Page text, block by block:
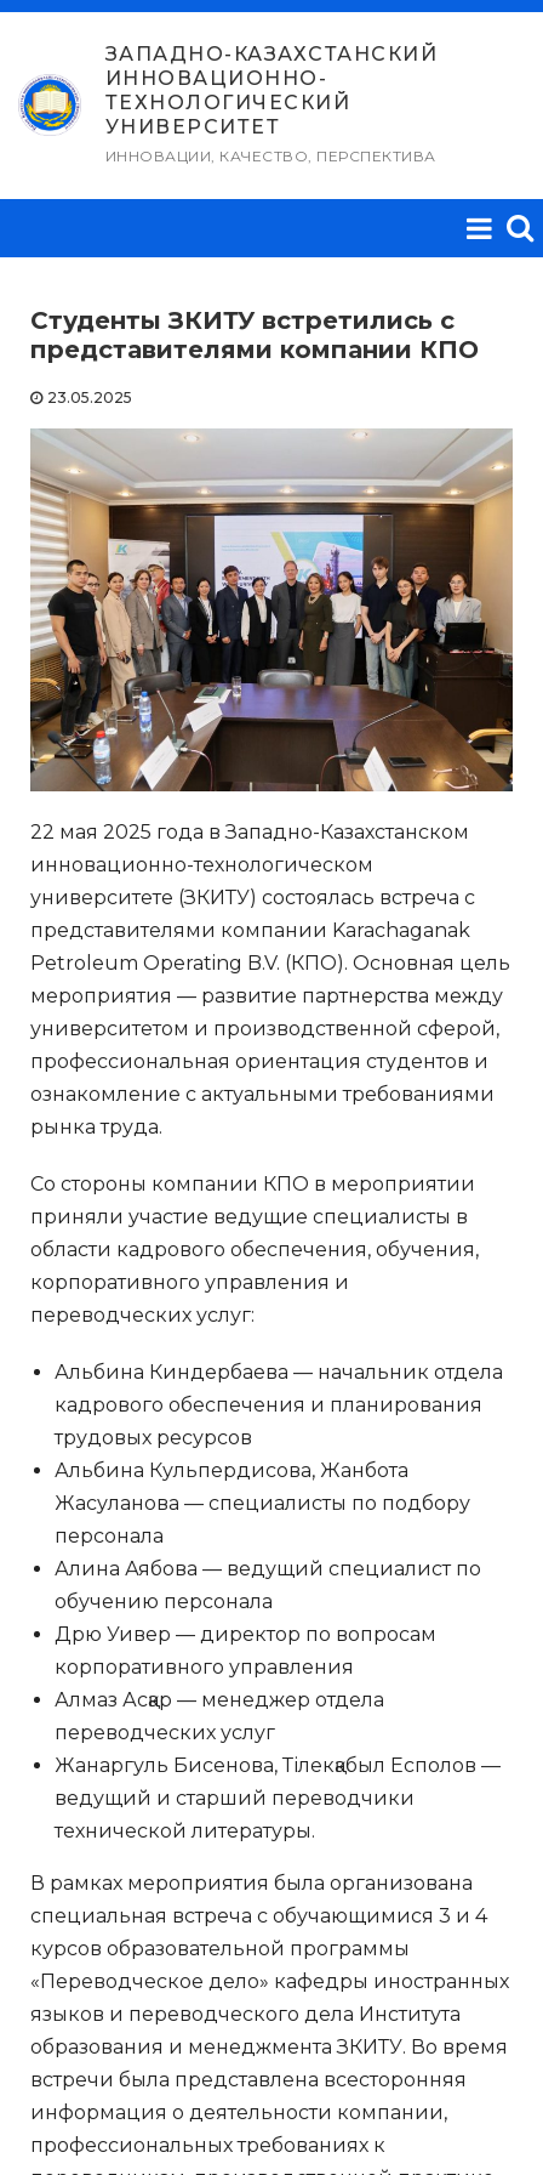
Перейти
содержимому
ЗАПАДНО-КАЗАХСТАНСКИЙ
ИННОВАЦИОННО-
ТЕХНОЛОГИЧЕСКИЙ
УНИВЕРСИТЕТ
ИННОВАЦИИ, КАЧЕСТВО, ПЕРСПЕКТИВА
Студенты ЗКИТУ встретились с
представителями компании КПО
23.05.2025
22 мая 2025 года в Западно-Казахстанском
инновационно-технологическом
университете (ЗКИТУ) состоялась встреча с
представителями компании Karachaganak
Petroleum Operating B.V. (КПО). Основная цель
мероприятия — развитие партнерства между
университетом и производственной сферой,
профессиональная ориентация студентов и
ознакомление с актуальными требованиями
рынка труда.
Со стороны компании КПО в мероприятии
приняли участие ведущие специалисты в
области кадрового обеспечения, обучения,
корпоративного управления и
переводческих услуг:
Альбина Киндербаева — начальник отдела
кадрового обеспечения и планирования
трудовых ресурсов
Альбина Кульпердисова, Жанбота
Жасуланова — специалисты по подбору
персонала
Алина Аябова — ведущий специалист по
обучению персонала
Дрю Уивер — директор по вопросам
корпоративного управления
Алмаз Асқар — менеджер отдела
переводческих услуг
Жанаргуль Бисенова, Тілекқабыл Есполов —
ведущий и старший переводчики
технической литературы.
В рамках мероприятия была организована
специальная встреча с обучающимися 3 и 4
курсов образовательной программы
«Переводческое дело» кафедры иностранных
языков и переводческого дела Института
образования и менеджмента ЗКИТУ. Во время
встречи была представлена всесторонняя
информация о деятельности компании,
профессиональных требованиях к